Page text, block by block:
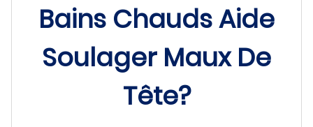
Bains Chauds Aide
Soulager Maux De
Tête?